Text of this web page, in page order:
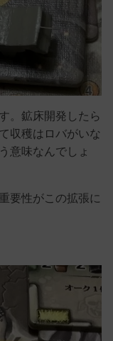
。鉱床開発したら
収穫はロバがいな
意味なんでしょ
要性がこの拡張に